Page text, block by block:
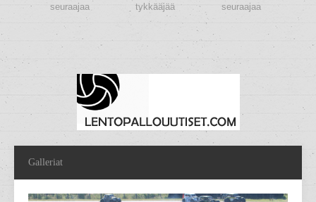
seuraajaa tykkääjää seuraajaa
Galleriat